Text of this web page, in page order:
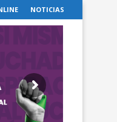
NOTICIAS